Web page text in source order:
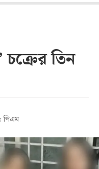
চক্রের তিন
পিএম